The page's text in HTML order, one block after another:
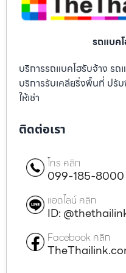
รถแบค
บริการรถแบคโฮรับจ้าง รถ
บริการรับเคลียริ่งพื้นที่ ป
ให้เช่า
ติดต่อเรา
โทร คลิก
099-185-8000
แอดไลน์ คลิก
ID:
Facebook คลิก